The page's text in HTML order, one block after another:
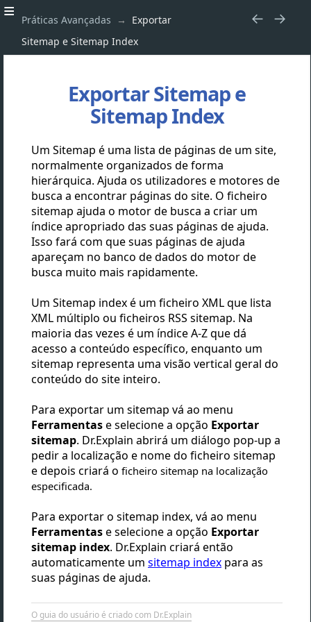
Práticas Avançadas
Exportar
Sitemap e Sitemap Index
Exportar Sitemap e
Sitemap Index
Um Sitemap é uma lista de páginas de um site,
normalmente organizados de forma
hierárquica. Ajuda os utilizadores e motores de
busca a encontrar páginas do site. O ficheiro
sitemap ajuda o motor de busca a criar um
índice apropriado das suas páginas de ajuda.
Isso fará com que suas páginas de ajuda
apareçam no banco de dados do motor de
busca muito mais rapidamente.
Um Sitemap index é um ficheiro XML que lista
XML múltiplo ou ficheiros RSS sitemap. Na
maioria das vezes é um índice A-Z que dá
acesso a conteúdo específico, enquanto um
sitemap representa uma visão vertical geral do
conteúdo do site inteiro.
Para exportar um sitemap vá ao menu
Ferramentase selecione a opção Exportar
sitemap. Dr.Explain abrirá um diálogo pop-up a
pedir a localização e nome do ficheiro sitemap
e depois criará o ficheiro sitemap na localização
especificada.
Para exportar o sitemap index, vá ao menu
Ferramentase selecione a opção Exportar
sitemap index. Dr.Explain criará então
automaticamente um sitemap index para as
suas páginas de ajuda.
O guia do usuário é criado com Dr.Explain